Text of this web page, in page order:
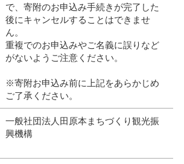
で、寄附のお申込み手続きが完了した
後にキャンセルすることはできませ
ん。
重複でのお申込みやご名義に誤りなど
がないようご注意ください。
※寄附お申込み前に上記をあらかじめ
ご了承ください。
一般社団法人田原本まちづくり観光振
興機構